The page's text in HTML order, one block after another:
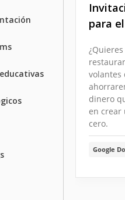
para
volantes
dinero
en crear
cero.
Google